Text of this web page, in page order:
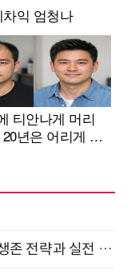
AI × Design : UX디자이너의 5가지 생존 전략과 실전 대응 8월 28일 개최